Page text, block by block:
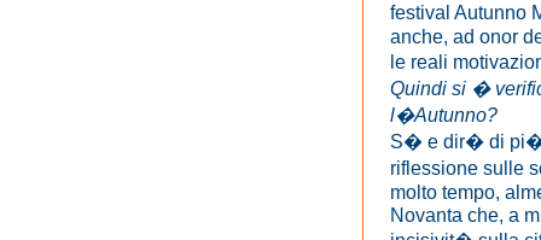
festival Autunno
anche, ad onor
le reali
Quindi si �
l�Autunno?
S� e dir� di pi�.
riflessione sulle
molto tempo,
Novanta che, a